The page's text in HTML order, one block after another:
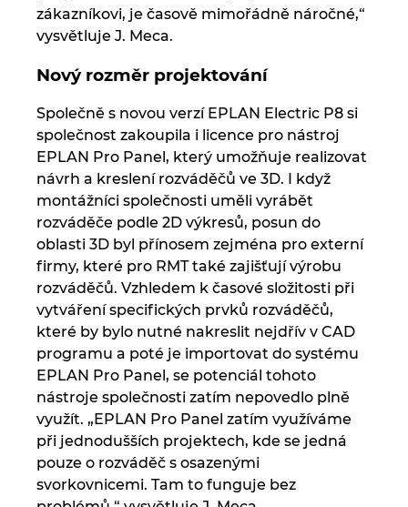
zákazníkovi, je časově mimořádně náročné,“
vysvětluje J. Meca.
Nový rozměr projektování
Společně s novou verzí EPLAN Electric P8 si
společnost zakoupila i licence pro nástroj
EPLAN Pro Panel, který umožňuje realizovat
návrh a kreslení rozváděčů ve 3D. I když
montážníci společnosti uměli vyrábět
rozváděče podle 2D výkresů, posun do
oblasti 3D byl přínosem zejména pro externí
firmy, které pro RMT také zajišťují výrobu
rozváděčů. Vzhledem k časové složitosti při
vytváření specifických prvků rozváděčů,
které by bylo nutné nakreslit nejdřív v CAD
programu a poté je importovat do systému
EPLAN Pro Panel, se potenciál tohoto
nástroje společnosti zatím nepovedlo plně
využít. „EPLAN Pro Panel zatím využíváme
při jednodušších projektech, kde se jedná
pouze o rozváděč s osazenými
svorkovnicemi. Tam to funguje bez